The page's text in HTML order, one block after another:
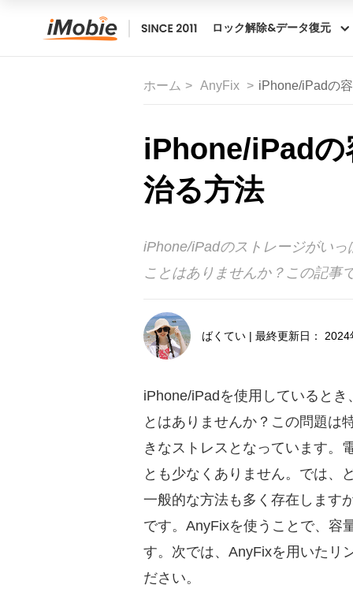
ロック解除&データ復元
ホーム AnyFix iPhone/iPadの
iPhone/iPadの
治る方法
iPhone/iPadのストレージがい
ことはありませんか？この記事
ばくてい | 最終更新日： 2024
iPhone/iPadを使用していると
とはありませんか？この問題は
きなストレスとなっています。
とも少なくありません。では、
一般的な方法も多く存在します
です。AnyFixを使うことで、容
す。次では、AnyFixを用いたリ
ださい。